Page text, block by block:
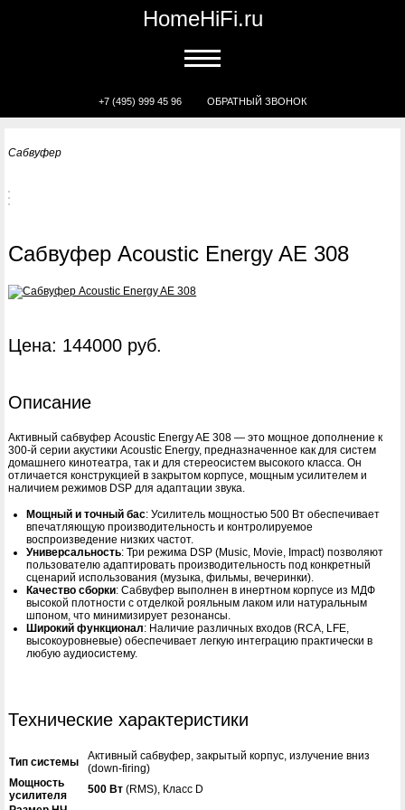
HomeHiFi.ru
+7 (495) 999 45 96 ОБРАТНЫЙ ЗВОНОК
Сабвуфер
Сабвуфер Acoustic Energy AE 308
Цена: 144000 руб.
Описание
Активный сабвуфер Acoustic Energy AE 308 — это мощное дополнение к
300-й серии акустики Acoustic Energy, предназначенное как для систем
домашнего кинотеатра, так и для стереосистем высокого класса. Он
отличается конструкцией в закрытом корпусе, мощным усилителем и
наличием режимов DSP для адаптации звука.
Мощный и точный бас: Усилитель мощностью 500 Вт обеспечивает
впечатляющую производительность и контролируемое
воспроизведение низких частот.
Универсальность: Три режима DSP (Music, Movie, Impact) позволяют
пользователю адаптировать производительность под конкретный
сценарий использования (музыка, фильмы, вечеринки).
Качество сборки: Сабвуфер выполнен в инертном корпусе из МДФ
высокой плотности с отделкой рояльным лаком или натуральным
шпоном, что минимизирует резонансы.
Широкий функционал: Наличие различных входов (RCA, LFE,
высокоуровневые) обеспечивает легкую интеграцию практически в
любую аудиосистему.
Технические характеристики
Тип системы
Активный сабвуфер, закрытый корпус, излучение вниз
(down-firing)
Мощность
усилителя
500 Вт (RMS), Класс D